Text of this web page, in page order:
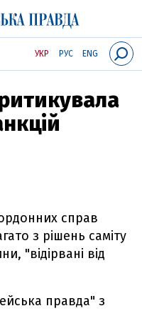
УКР РУС ENG
справ
з рішень саміту
"відірвані від
правда" з